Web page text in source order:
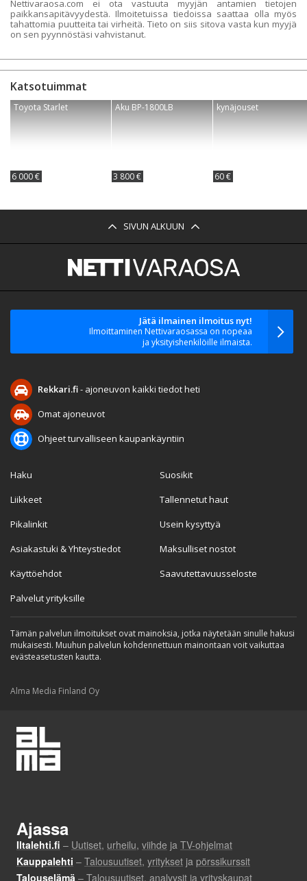
Nettivaraosa.com ei ota vastuuta myyjän antamien tietojen
paikkansapitävyydestä. Ilmoitetuissa tiedoissa saattaa olla myös
tahattomia puutteita tai virheitä. Tieto on siis sitova vasta kun myyjä
on sen pyynnöstäsi vahvistanut.
Katsotuimmat
Toyota Starlet
6 000 €
Aku BP-1800LB
3 800 €
kynäjouset
60 €
SIVUN ALKUUN
Jätä ilmainen ilmoitus nyt!
Ilmoittaminen Nettivaraosassa on nopeaa
ja yksityishenkilöille ilmaista.
Rekkari.fi- ajoneuvon kaikki tiedot heti
Omat ajoneuvot
Ohjeet turvalliseen kaupankäyntiin
Haku
Liikkeet
Pikalinkit
Asiakastuki & Yhteystiedot
Käyttöehdot
Palvelut yrityksille
Suosikit
Tallennetut haut
Usein kysyttyä
Maksulliset nostot
Saavutettavuusseloste
Tämän palvelun ilmoitukset ovat mainoksia, jotka näytetään sinulle hakusi
mukaisesti. Muuhun palvelun kohdennettuun mainontaan voit vaikuttaa
evästeasetusten kautta.
Alma Media Finland Oy